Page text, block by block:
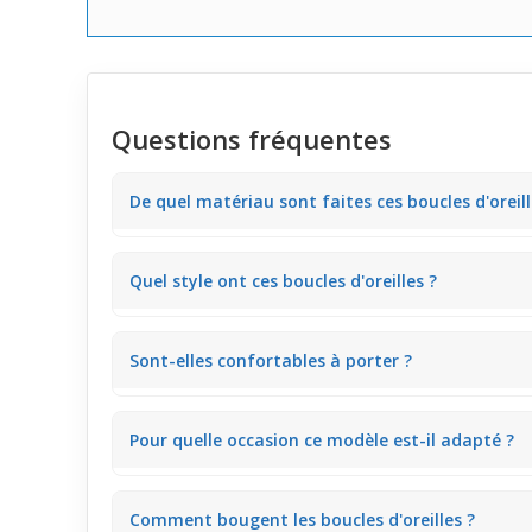
Questions fréquentes
De quel matériau sont faites ces boucles
Quel style ont ces boucles d'oreilles ?
Sont-elles confortables à porter ?
Pour quelle occasion ce modèle est-il adapté ?
Comment bougent les boucles d'oreilles ?